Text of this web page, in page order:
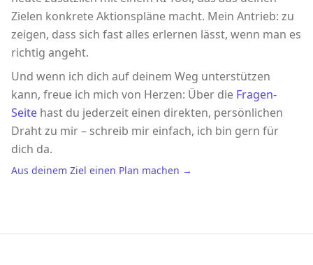
Zielen konkrete Aktionspläne macht. Mein Antrieb: zu
zeigen, dass sich fast alles erlernen lässt, wenn man es
richtig angeht.
Und wenn ich dich auf deinem Weg unterstützen
kann, freue ich mich von Herzen: Über die Fragen-
Seite hast du jederzeit einen direkten, persönlichen
Draht zu mir – schreib mir einfach, ich bin gern für
dich da.
Aus deinem Ziel einen Plan machen →